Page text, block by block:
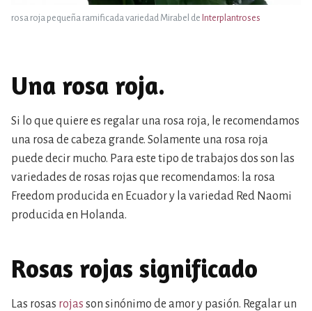
rosa roja pequeña ramificada variedad Mirabel de Interplantroses
Una rosa roja.
Si lo que quiere es regalar una rosa roja, le recomendamos
una rosa de cabeza grande. Solamente una rosa roja
puede decir mucho. Para este tipo de trabajos dos son las
variedades de rosas rojas que recomendamos: la rosa
Freedom producida en Ecuador y la variedad Red Naomi
producida en Holanda.
Rosas rojas significado
Las rosas rojas son sinónimo de amor y pasión. Regalar un